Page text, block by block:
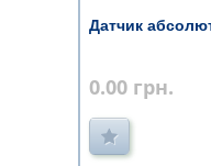
Датчик
0.00 грн.